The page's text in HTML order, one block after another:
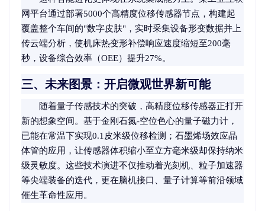
网平台通过部署5000个高精度位移传感器节点，构建起
覆盖整个车间的"数字皮肤"，实时采集设备形变数据并上
传云端分析，使机床热变形补偿响应速度缩短至200毫
秒，设备综合效率（OEE）提升27%。
三、未来图景：开启微观世界新可能
随着量子传感技术的突破，高精度位移传感器正打开
新的想象空间。基于金刚石氮-空位色心的量子磁力计，
已能在常温下实现0.1皮米级位移检测；石墨烯场效应晶
体管的应用，让传感器体积缩小至立方毫米级却保持纳米
级灵敏度。这些技术演进不仅推动着光刻机、粒子加速器
等尖端装备的迭代，更在脑机接口、量子计算等前沿领域
催生革命性应用。